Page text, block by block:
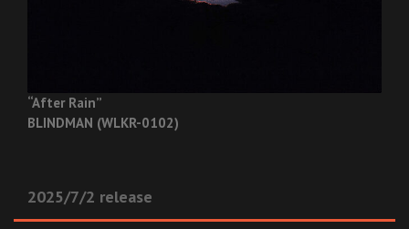
“After Rain”
BLINDMAN (WLKR-0102)
2025/7/2 release